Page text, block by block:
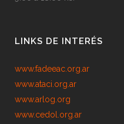
LINKS DE INTERÉS
www.fadeeac.org.ar
www.ataci.org.ar
www.arlog.org
www.cedol.org.ar